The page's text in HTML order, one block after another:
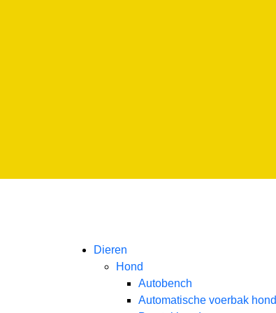
Dieren
Hond
Autobench
Automatische voerbak hond